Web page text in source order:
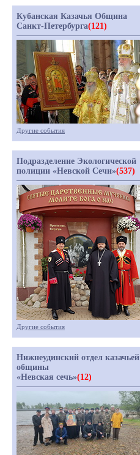
Кубанская Казачья Община
Санкт-Петербурга(121)
Другие события
Подразделение Экологической
полиции «Невской Сечи»(537)
Другие события
Нижнеудинский отдел казачьей
общины
«Невская сечь»(12)